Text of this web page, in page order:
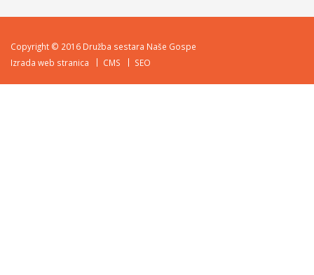
Copyright © 2016 Družba sestara Naše Gospe
Izrada web stranica
CMS SEO